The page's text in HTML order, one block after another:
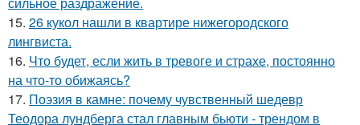
15. 26 кукол нашли в квартире нижегородского
лингвиста.
16. Что будет, если жить в тревоге и страхе, постоянно
на что-то обижаясь?
17. Поэзия в камне: почему чувственный шедевр
Теодора лундберга стал главным бьюти - трендом в